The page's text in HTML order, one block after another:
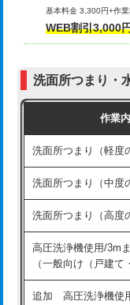
マス交換（深さ50㎝
モルタル補修（厚さ
モルタル補修（厚さ
洗面台設置
バスタブ設置
追加人工
廃棄・処分
交換・取付(混合水
式・ワンホール）)
（P/S/ポップアップ
交換・取付（その他
持込商品取付（単水
持込商品取付（混合
持込商品取付（浄水
給水管工事※（ホー
給水管工事※（バン
給水管工事※（支持
基本料金 3,300円+作
WEB割引3,000
洗面所つまり・
作業
洗面所つまり（軽度
洗面所つまり（中度
洗面所つまり（高度
高圧洗浄機使用/3m
（一般向け（戸建て
追加 高圧洗浄機使